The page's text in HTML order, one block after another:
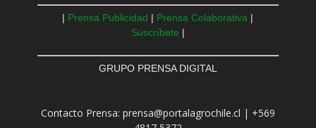
| Prensa Publicidad | Prensa Colaborativa |
Suscríbete |
GRUPO PRENSA DIGITAL
Contacto Prensa: prensa@portalagrochile.cl | +569